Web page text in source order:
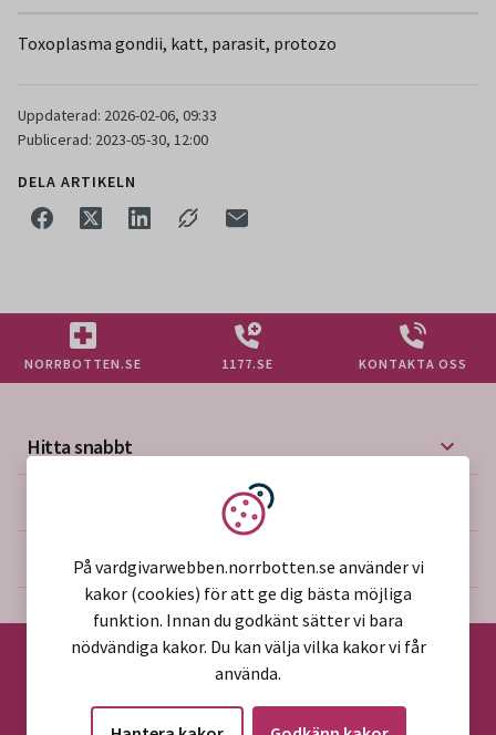
Toxoplasma gondii, katt, parasit, protozo
Uppdaterad: 2026-02-06, 09:33
Publicerad: 2023-05-30, 12:00
DELA ARTIKELN
NORRBOTTEN.SE 1177.SE KONTAKTA OSS
Hitta snabbt
Mer på vårdgivarwebben
Om webbplatsen
©2026 Region Norrbotten
Vi använder kakor
På vardgivarwebben.norrbotten.se använder vi
kakor (cookies) för att ge dig bästa möjliga
funktion. Innan du godkänt sätter vi bara
nödvändiga kakor. Du kan välja vilka kakor vi får
använda.